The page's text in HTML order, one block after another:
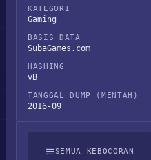
KATEGORI
Gaming
BASIS DATA
SubaGames.com
HASHING
vB
TANGGAL DUMP (MENTAH)
2016-09
SEMUA KEBOCORAN